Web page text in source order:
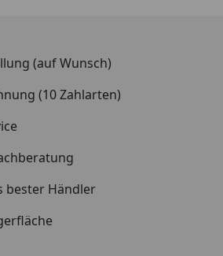
(auf Wunsch)
(10 Zahlarten)
bester Händler